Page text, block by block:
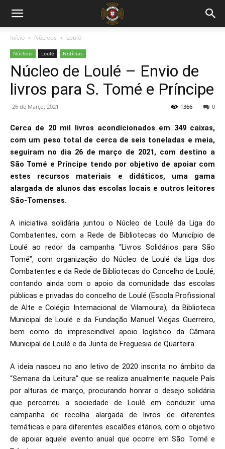
Início Núcleos Loulé
Núcleos Loulé Notícias
Núcleo de Loulé – Envio de
livros para S. Tomé e Príncipe
26 de Março, 2021 0
1366
Cerca de 20 mil livros acondicionados em 349 caixas,
com um peso total de cerca de seis toneladas e meia,
seguiram no dia 26 de março de 2021, com destino a
São Tomé e Príncipe tendo por objetivo de apoiar com
estes recursos materiais e didáticos, uma gama
alargada de alunos das escolas locais e outros leitores
São-Tomenses.
A iniciativa solidária juntou o Núcleo de Loulé da Liga do
Combatentes, com a Rede de Bibliotecas do Município de
Loulé ao redor da campanha “Livros Solidários para São
Tomé”, com organização do Núcleo de Loulé da Liga dos
Combatentes e da Rede de Bibliotecas do Concelho de Loulé,
contando ainda com o apoio da comunidade das escolas
públicas e privadas do concelho de Loulé (Escola Profissional
de Alte e Colégio Internacional de Vilamoura), da Biblioteca
Municipal de Loulé e da Fundação Manuel Viegas Guerreiro,
bem como do imprescindível apoio logístico da Câmara
Municipal de Loulé e da Junta de Freguesia de Quarteira.
A ideia nasceu no ano letivo de 2020 inscrita no âmbito da
“Semana da Leitura” que se realiza anualmente naquele País
por alturas de março, procurando honrar o desejo solidária
que percorreu a sociedade de Loulé em conduzir uma
campanha de recolha alargada de livros de diferentes
temáticas e para diferentes escalões etários, com o objetivo
de apoiar aquele evento anual que ocorre em São Tomé e